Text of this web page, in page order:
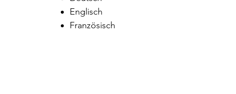
Englisch
Französisch